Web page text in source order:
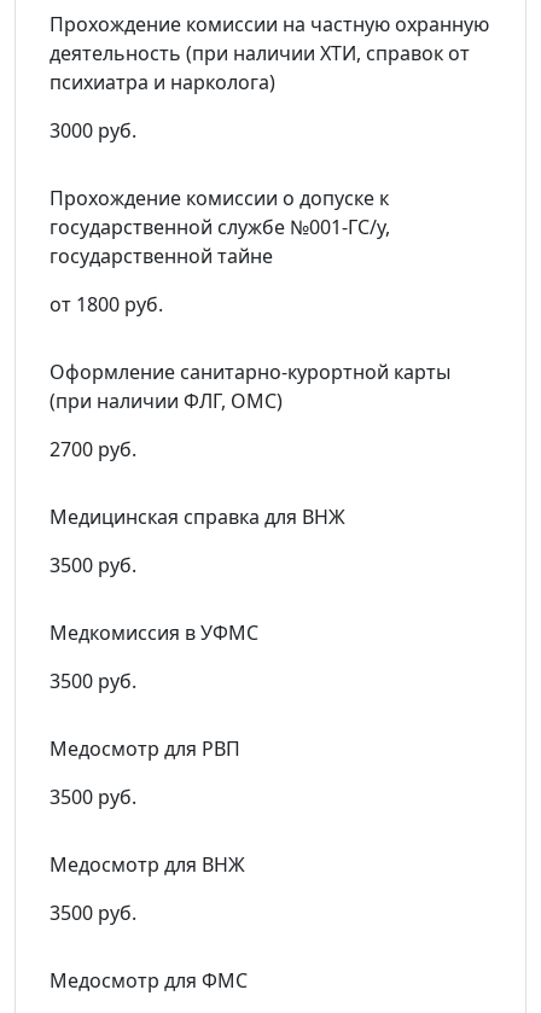
Прохождение комиссии на частную охранную
деятельность (при наличии ХТИ, справок от
психиатра и нарколога)
3000 руб.
Прохождение комиссии о допуске к
государственной службе №001-ГС/у,
государственной тайне
от 1800 руб.
Оформление санитарно-курортной карты
(при наличии ФЛГ, ОМС)
2700 руб.
Медицинская справка для ВНЖ
3500 руб.
Медкомиссия в УФМС
3500 руб.
Медосмотр для РВП
3500 руб.
Медосмотр для ВНЖ
3500 руб.
Медосмотр для ФМС